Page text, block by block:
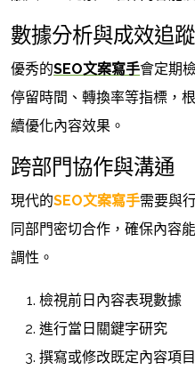
數據分析與成效追蹤
優秀的SEO文案寫手會定期
停留時間、轉換率等指標，
續優化內容效果。
跨部門協作與溝通
現代的SEO文案寫手需要與
同部門密切合作，確保內容
調性。
檢視前日內容表現數據
進行當日關鍵字研究
撰寫或修改既定內容項目